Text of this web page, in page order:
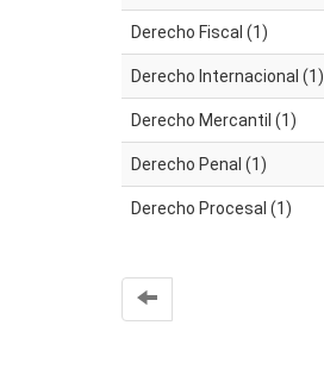
Derecho Fiscal (1)
Derecho Internacional (1)
Derecho Mercantil (1)
Derecho Penal (1)
Derecho Procesal (1)